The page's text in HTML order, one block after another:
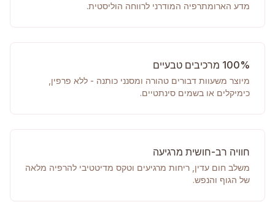
מדע הארומתרפיה המודרני לרווחה הוליסטית.
100% מרכיבים טבעיים
מיוצר משעוות דבורים טהורה ומסנני כותנה - ללא פרפין,
כימיקלים או בשמים סינתטיים.
חוויה רב-חושית מרגיעה
משלב חום עדין, ריחות מרגיעים וטקס מדיטטיבי להרפיה מלאה
של הגוף והנפש.